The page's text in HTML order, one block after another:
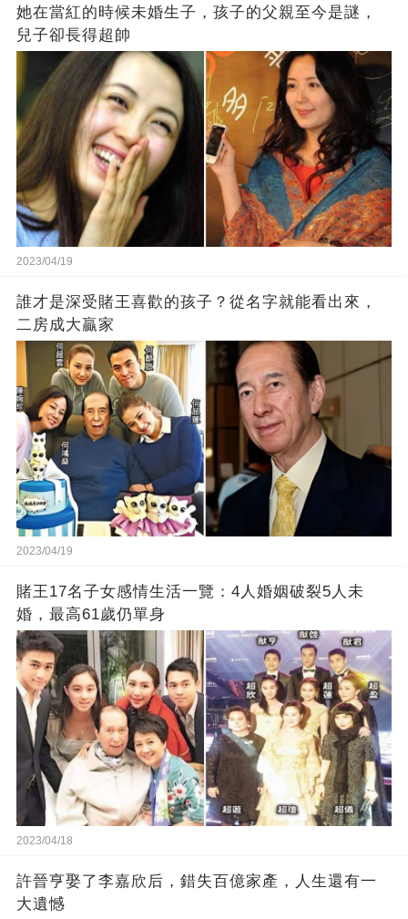
她在當紅的時候未婚生子，孩子的父親至今是謎，
兒子卻長得超帥
2023/04/19
誰才是深受賭王喜歡的孩子？從名字就能看出來，
二房成大贏家
2023/04/19
賭王17名子女感情生活一覽：4人婚姻破裂5人未
婚，最高61歲仍單身
2023/04/18
許晉亨娶了李嘉欣后，錯失百億家產，人生還有一
大遺憾